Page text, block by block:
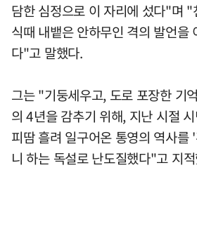
담한 심정으로 이 자리에 섰다"며
식때 내뱉은 안하무인 격의 발언을
다"고 말했다.
그는 "기둥세우고, 도로 포장한 기
의 4년을 감추기 위해, 지난 시절
피땀 흘려 일구어온 통영의 역사
니 하는 독설로 난도질했다"고 지